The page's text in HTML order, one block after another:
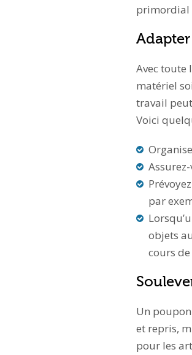
primordial
Avec toute
matériel
travail
Voici
par
objets
cours
Un
et repris,
pour les